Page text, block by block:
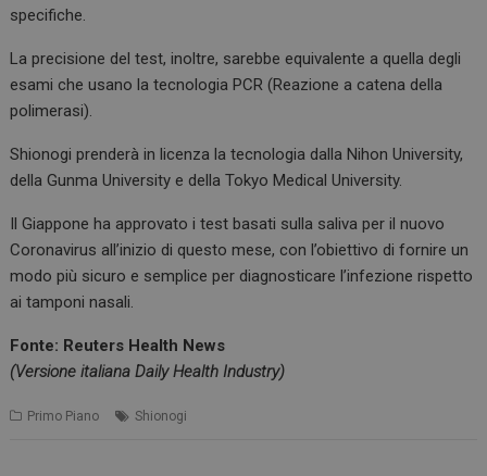
specifiche.
La precisione del test, inoltre, sarebbe equivalente a quella degli
esami che usano la tecnologia PCR (Reazione a catena della
polimerasi).
Shionogi prenderà in licenza la tecnologia dalla Nihon University,
della Gunma University e della Tokyo Medical University.
Il Giappone ha approvato i test basati sulla saliva per il nuovo
Coronavirus all’inizio di questo mese, con l’obiettivo di fornire un
modo più sicuro e semplice per diagnosticare l’infezione rispetto
ai tamponi nasali.
Fonte: Reuters Health News
(Versione italiana Daily Health Industry)
Primo Piano Shionogi